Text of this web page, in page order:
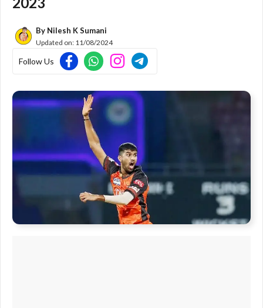
By Nilesh K Sumani
Updated on: 11/08/2024
Follow Us